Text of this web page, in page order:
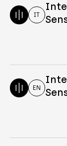
IT
EN